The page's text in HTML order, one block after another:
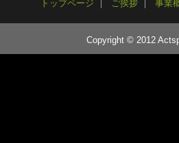
トップページ ご挨拶 事業
Copyright © 2012